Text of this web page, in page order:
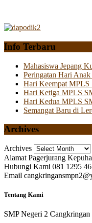
Info Terbaru
Mahasiswa Jepang
Peringatan Hari
Hari Keempat MPLS
Hari Ketiga MPLS
Hari Kedua MPLS
Semangat Baru di
Archives
Archives
Alamat Pagerjurang
Hubungi Kami 081 1295
Email
Tentang Kami
SMP Negeri 2